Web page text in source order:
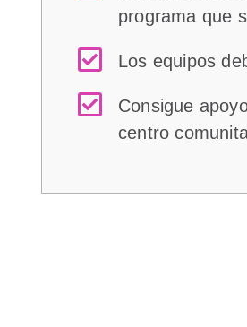
programa que
Los equipos
Consigue
centro